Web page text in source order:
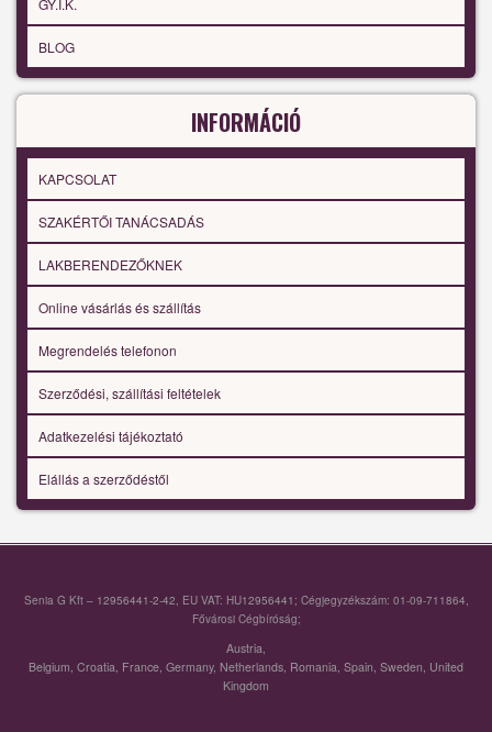
GY.I.K.
BLOG
INFORMÁCIÓ
KAPCSOLAT
SZAKÉRTŐI TANÁCSADÁS
LAKBERENDEZŐKNEK
Online vásárlás és szállítás
Megrendelés telefonon
Szerződési, szállítási feltételek
Adatkezelési tájékoztató
Elállás a szerződéstől
Senia G Kft – 12956441-2-42, EU VAT: HU12956441; Cégjegyzékszám: 01-09-711864,
Fővárosi Cégbíróság;
Austria,
Belgium, Croatia, France, Germany, Netherlands, Romania, Spain, Sweden, United
Kingdom